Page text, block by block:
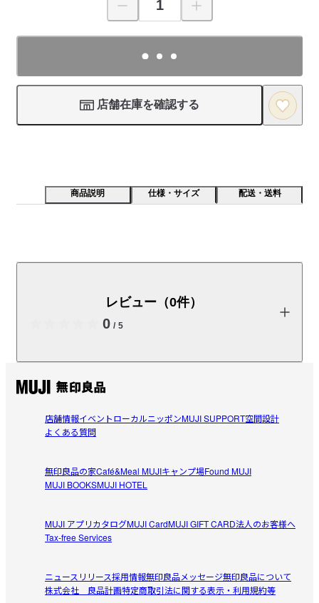
店舗在庫を確認する
商品説明 仕様・サイズ 配送・送料
も全体としての調和を保ち、モダン・ナチュラルどちら
のインテリアにも馴染みます。複数枚を組み合わせて飾
び、飾る時間」をより愉しいものにしてくれます。当作
品は「ＬＩＦＥシリーズ」。オブジェ、器、植物。暮ら
しの中の風景をパッチワークのように構成したシリー
ズ。石板画のような硬質な雰囲気が魅力です。
※壁に取り付けるためのフックなどの器具は付属しておりませ
レビュー（0件）
0 / 5
商品の使い方やレビューの投稿をお待ちしております。
レビューを投稿する
店舗情報イベントローカルニッポンMUJI SUPPORT空間設計
よくある質問
無印良品の家Café&Meal MUJIキャンプ場Found MUJI
MUJI BOOKSMUJI HOTEL
MUJI アプリカタログMUJI CardMUJI GIFT CARD法人のお客様へ
Tax-free Services
ニュースリリース採用情報無印良品メッセージ無印良品について
株式会社 良品計画特定商取引法に関する表示・利用規約等